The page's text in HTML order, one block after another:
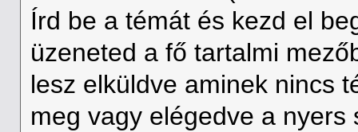
Írd be a témát és kezd el
üzeneted a fő tartalmi
lesz elküldve aminek nincs
meg vagy elégedve a